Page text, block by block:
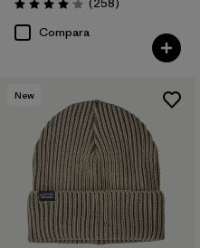
Valoración: 4.1 / 5
(258)
Compara
New